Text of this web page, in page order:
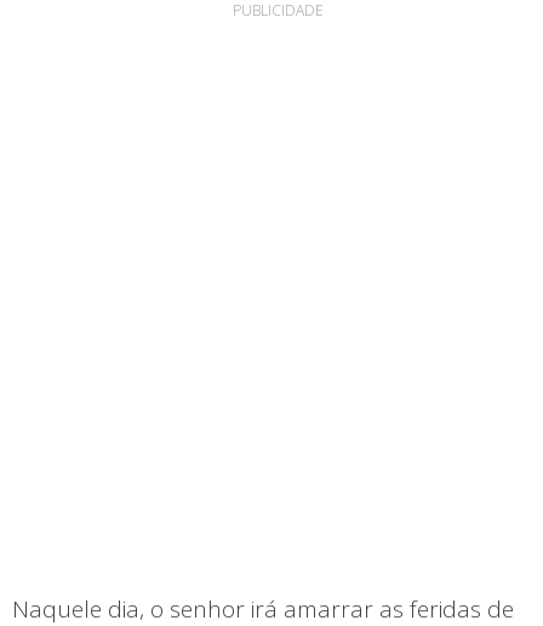
PUBLICIDADE
Naquele dia, o senhor irá amarrar as feridas de